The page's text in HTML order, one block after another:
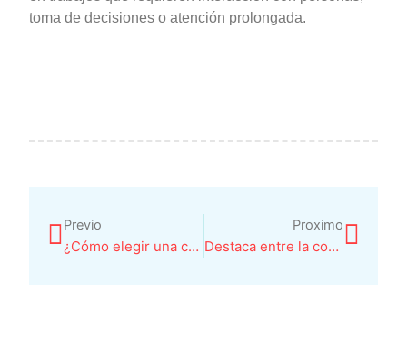
toma de decisiones o atención prolongada.
Previo
¿Cómo elegir una cama articulada? Una buena opción para la salud
Proximo
Destaca entre la competencia con el packaging de tus productos cárnicos